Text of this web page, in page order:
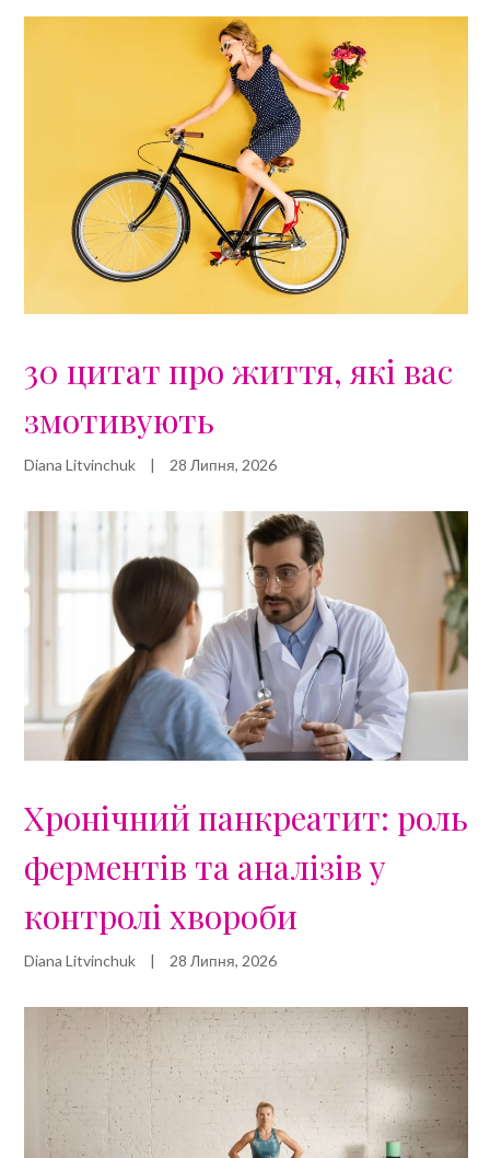
30 цитат про життя, які вас
змотивують
Diana Litvinchuk | 28 Липня, 2026
Хронічний панкреатит: роль
ферментів та аналізів у
контролі хвороби
Diana Litvinchuk | 28 Липня, 2026